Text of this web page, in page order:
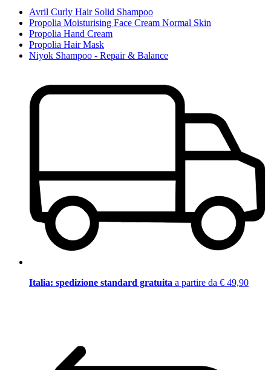
Avril Curly Hair Solid Shampoo
Propolia Moisturising Face Cream Normal Skin
Propolia Hand Cream
Propolia Hair Mask
Niyok Shampoo - Repair & Balance
Italia: spedizione standard gratuita a partire da € 49,90